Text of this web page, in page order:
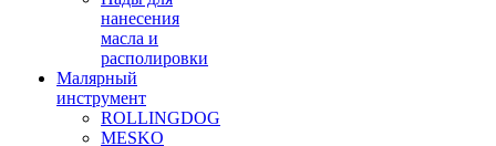
нанесения
масла и
располировки
Малярный
инструмент
ROLLINGDOG
MESKO